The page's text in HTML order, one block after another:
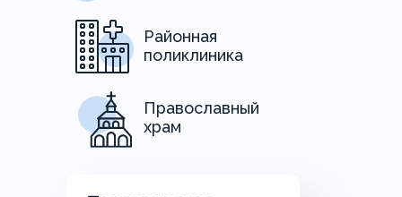
Районная
поликлиника
Православный
храм